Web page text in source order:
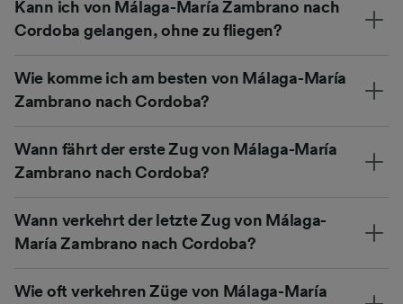
Kann ich von Málaga-María Zambrano nach
Cordoba gelangen, ohne zu fliegen?
Wie komme ich am besten von Málaga-María
Zambrano nach Cordoba?
Wann fährt der erste Zug von Málaga-María
Zambrano nach Cordoba?
Wann verkehrt der letzte Zug von Málaga-
María Zambrano nach Cordoba?
Wie oft verkehren Züge von Málaga-María